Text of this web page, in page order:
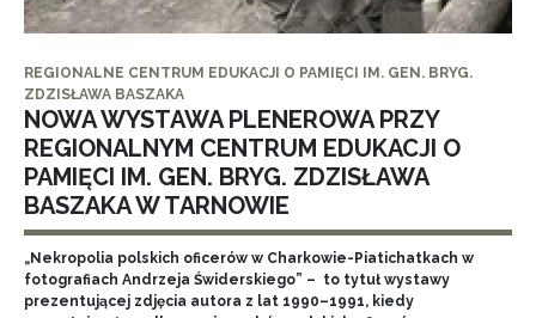
REGIONALNE CENTRUM EDUKACJI O PAMIĘCI IM. GEN. BRYG.
ZDZISŁAWA BASZAKA
NOWA WYSTAWA PLENEROWA PRZY
REGIONALNYM CENTRUM EDUKACJI O
PAMIĘCI IM. GEN. BRYG. ZDZISŁAWA
BASZAKA W TARNOWIE
„Nekropolia polskich oficerów w Charkowie-Piatichatkach w
fotografiach Andrzeja Świderskiego” – to tytuł wystawy
prezentującej zdjęcia autora z lat 1990–1991, kiedy